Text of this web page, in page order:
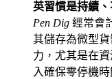
英習慣是持續
Pen Dig 經常會
其儲存為微型
力，尤其是在
入確保零停機